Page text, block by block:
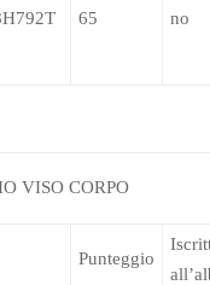
65 no
VISO CORPO
Punteggio